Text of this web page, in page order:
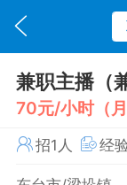
兼职主播（
70元/小时（月
招1人 经